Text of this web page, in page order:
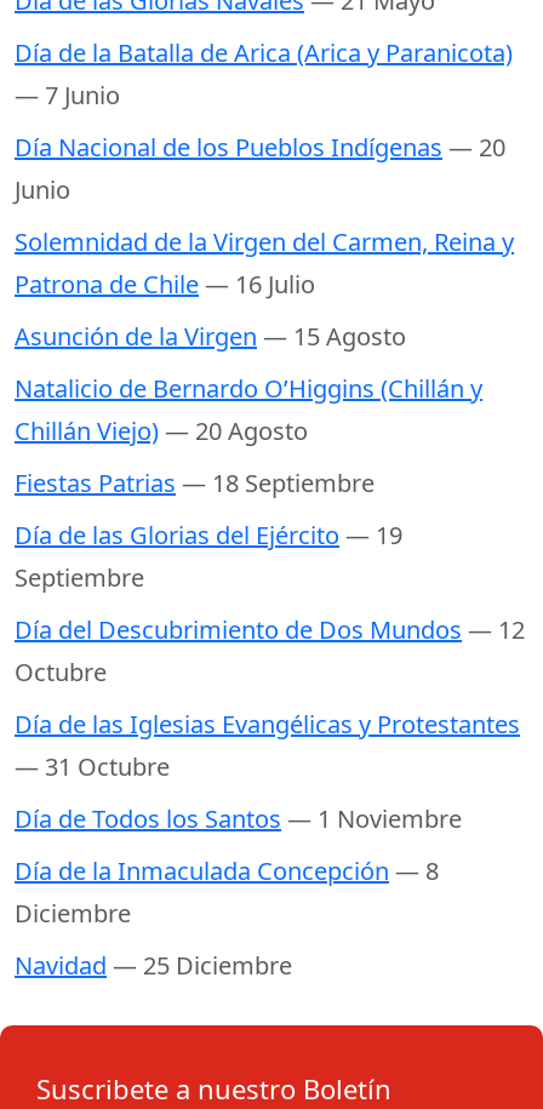
Día de la Batalla de Arica (Arica y Paranicota)
— 7 Junio
Día Nacional de los Pueblos Indígenas — 20
Junio
Solemnidad de la Virgen del Carmen, Reina y
Patrona de Chile— 16 Julio
Asunción de la Virgen — 15 Agosto
Natalicio de Bernardo O’Higgins (Chillán y
Chillán Viejo)— 20 Agosto
Fiestas Patrias — 18 Septiembre
Día de las Glorias del Ejército — 19
Septiembre
Día del Descubrimiento de Dos Mundos — 12
Octubre
Día de las Iglesias Evangélicas y Protestantes
— 31 Octubre
Día de Todos los Santos — 1 Noviembre
Día de la Inmaculada Concepción — 8
Diciembre
Navidad — 25 Diciembre
Suscribete a nuestro Boletín